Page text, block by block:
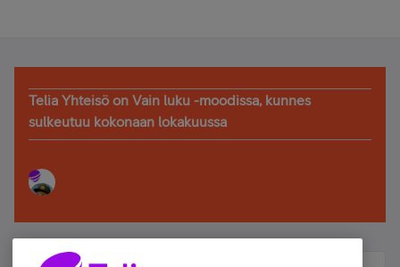
Telia Yhteisö on Vain luku -moodissa, kunnes
sulkeutuu kokonaan lokakuussa